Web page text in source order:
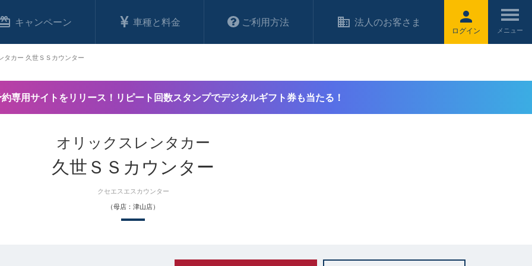
ログイン
キャンペーン 車種と料金 ご利用方法 法人のお客さま
専用サイトをリリース！リピート回数スタンプでデジタルギフト券も当たる！
オリックスレンタカー
久世ＳＳカウンター
クセエスエスカウンター
（母店：津山店）
タカー 久世ＳＳカウンター